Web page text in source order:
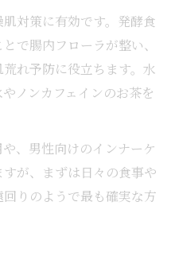
対策に有効です。発酵食
で腸内フローラが整い、
れ予防に役立ちます。水
ノンカフェインのお茶を
、男性向けのインナーケ
が、まずは日々の食事や
りのようで最も確実な方